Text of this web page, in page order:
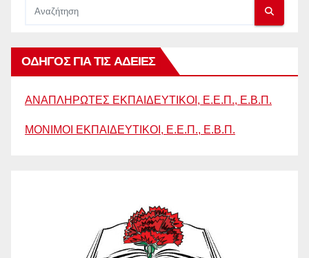
ΟΔΗΓΟΣ ΓΙΑ ΤΙΣ ΑΔΕΙΕΣ
ΑΝΑΠΛΗΡΩΤΕΣ ΕΚΠΑΙΔΕΥΤΙΚΟΙ, Ε.Ε.Π., Ε.Β.Π.
ΜΟΝΙΜΟΙ ΕΚΠΑΙΔΕΥΤΙΚΟΙ, Ε.Ε.Π., Ε.Β.Π.